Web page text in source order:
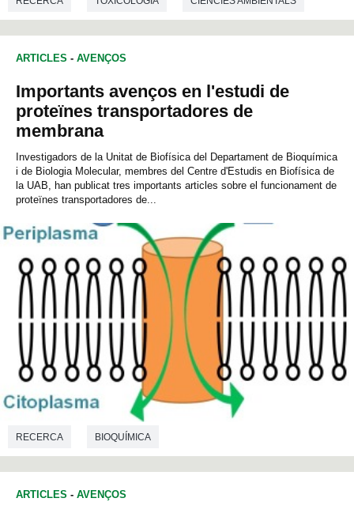
MICROBIOLOGIA
ARTICLES - AVENÇOS
Importants avenços en l'estudi de
proteïnes transportadores de
membrana
Investigadors de la Unitat de Biofísica del Departament de Bioquímica
i de Biologia Molecular, membres del Centre d'Estudis en Biofísica de
la UAB, han publicat tres importants articles sobre el funcionament de
proteïnes transportadores de...
RECERCA BIOQUÍMICA
ARTICLES - AVENÇOS